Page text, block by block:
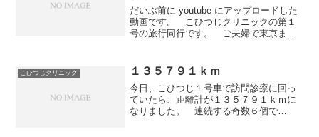
だいぶ前に youtube にアップロードした
動画です。 こひつじクリニックの第１
号の旅行同行です。 ご夫婦で東京まで
クリニック 東京旅行１５分ver.」 東京
スカイツ...
こひつじクリニック １３５７９１ｋｍ
今日、こひつじ１号車で訪問診療に回っ
ていたら、距離計が１３５７９１ｋｍに
なりました。 連続する奇数６個で